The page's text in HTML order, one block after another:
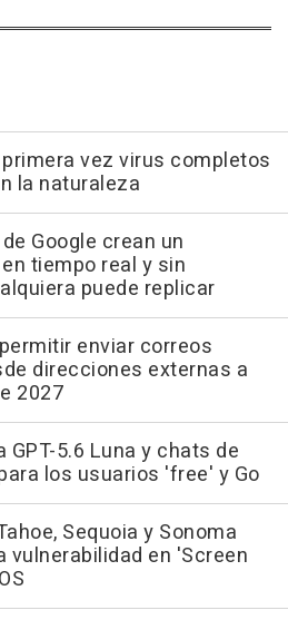
vez virus completos
la naturaleza
Google crean un
tiempo real y sin
puede replicar
enviar correos
direcciones externas a
2027
GPT-5.6 Luna y chats de
los usuarios 'free' y Go
Sequoia y Sonoma
vulnerabilidad en 'Screen